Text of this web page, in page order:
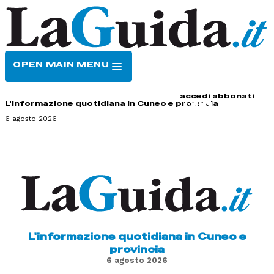
OPEN MAIN MENU
accedi abbonati
L'informazione quotidiana in Cuneo e provincia
6 agosto 2026
L'informazione quotidiana in Cuneo e
provincia
6 agosto 2026